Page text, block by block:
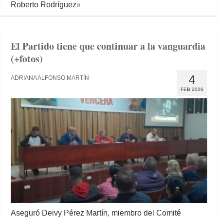
Roberto Rodríguez»
El Partido tiene que continuar a la vanguardia
(+fotos)
4
FEB 2026
ADRIANA ALFONSO MARTÍN
Aseguró Deivy Pérez Martín, miembro del Comité